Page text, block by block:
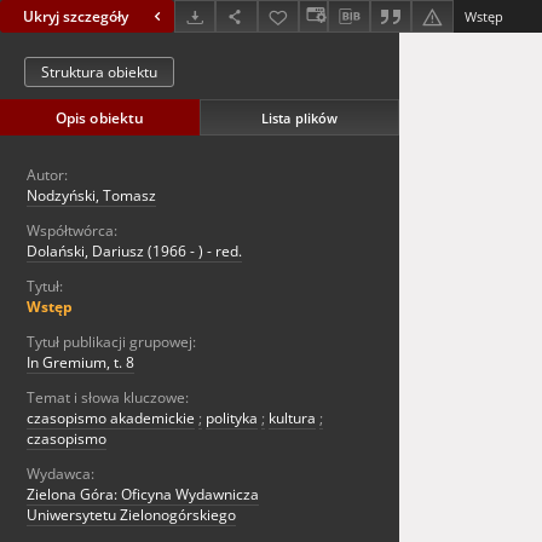
Ukryj szczegóły Wstęp
Struktura obiektu
Opis obiektu Lista plików
Autor:
Nodzyński, Tomasz
Współtwórca:
Dolański, Dariusz (1966 - ) - red.
Tytuł:
Wstęp
Tytuł publikacji grupowej:
In Gremium, t. 8
Temat i słowa kluczowe:
czasopismo akademickie ; polityka ; kultura ;
czasopismo
Wydawca:
Zielona Góra: Oficyna Wydawnicza
Uniwersytetu Zielonogórskiego